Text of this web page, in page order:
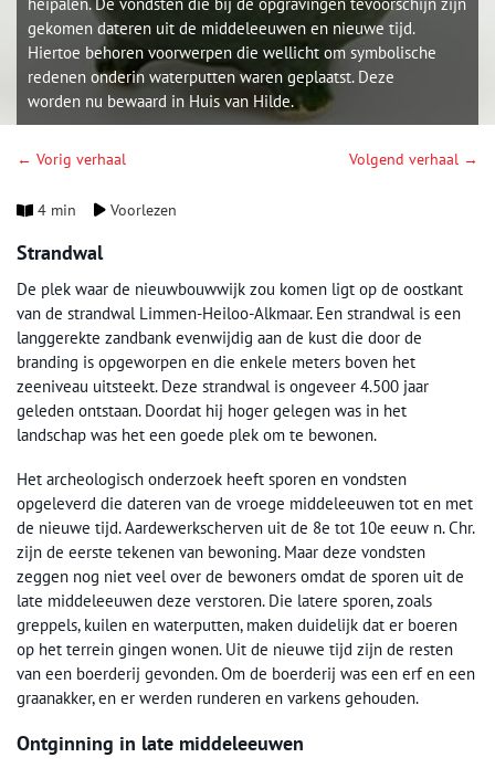
gekomen dateren uit de middeleeuwen en nieuwe tijd.
Hiertoe behoren voorwerpen die wellicht om symbolische
redenen onderin waterputten waren geplaatst. Deze
worden nu bewaard in Huis van Hilde.
← Vorig verhaal Volgend verhaal →
4 min Voorlezen
Strandwal
De plek waar de nieuwbouwwijk zou komen ligt op de oostkant
van de strandwal Limmen-Heiloo-Alkmaar. Een strandwal is een
langgerekte zandbank evenwijdig aan de kust die door de
branding is opgeworpen en die enkele meters boven het
zeeniveau uitsteekt. Deze strandwal is ongeveer 4.500 jaar
geleden ontstaan. Doordat hij hoger gelegen was in het
landschap was het een goede plek om te bewonen.
Het archeologisch onderzoek heeft sporen en vondsten
opgeleverd die dateren van de vroege middeleeuwen tot en met
de nieuwe tijd. Aardewerkscherven uit de 8e tot 10e eeuw n. Chr.
zijn de eerste tekenen van bewoning. Maar deze vondsten
zeggen nog niet veel over de bewoners omdat de sporen uit de
late middeleeuwen deze verstoren. Die latere sporen, zoals
greppels, kuilen en waterputten, maken duidelijk dat er boeren
op het terrein gingen wonen. Uit de nieuwe tijd zijn de resten
van een boerderij gevonden. Om de boerderij was een erf en een
graanakker, en er werden runderen en varkens gehouden.
Ontginning in late middeleeuwen